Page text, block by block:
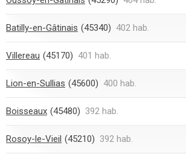
Batilly-en-Gâtinais (45340) 402 hab.
Villereau (45170) 401 hab.
Lion-en-Sullias (45600) 400 hab.
Boisseaux (45480) 392 hab.
Rosoy-le-Vieil (45210) 392 hab.